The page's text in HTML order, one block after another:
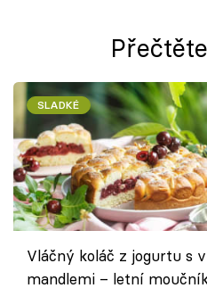
SLADKÉ
Vláčný koláč z jogurtu s
mandlemi – letní moučník